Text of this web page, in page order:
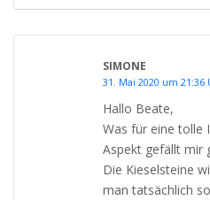
SIMONE
31. Mai 2020 um 21:36
Hallo Beate,
Was für eine tolle
Aspekt gefällt mir
Die Kieselsteine
man tatsächlich